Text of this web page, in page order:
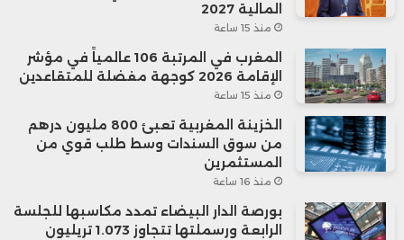
المالية 2027
منذ 15 ساعة
المغرب في المرتبة 106 عالمياً في مؤشر
الإقامة 2026 كوجهة مفضلة للمتقاعدين
منذ 15 ساعة
الخزينة المغربية تعبئ 800 مليون درهم
من سوق السندات وسط طلب قوي من
المستثمرين
منذ 16 ساعة
بورصة الدار البيضاء تمدد مكاسبها للجلسة
الرابعة ورسملتها تتجاوز 1.073 تريليون